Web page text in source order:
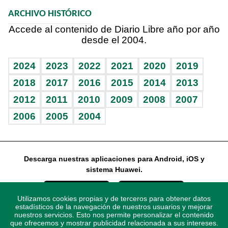
Vida y familia
Eñe
Celebrando la vida
Sin complejos
En pocas palabras
Escuchando al corazón
Economía Personal
Consulta Libre
BRV
TBT Deportivo
Más firmas
Hecho en casa
Guía del dinero
Cumpleaños
Horóscopos
ARCHIVO HISTÓRICO
Accede al contenido de Diario Libre año por año
desde el 2004.
2024 2023 2022 2021 2020
2019
2018
2017 2016 2015 2014
2013
2012
2011 2010 2009 2008
2007
2006
2005 2004
Descarga nuestras aplicaciones para Android, iOS y
sistema Huawei.
Utilizamos cookies propias y de terceros para obtener datos
estadísticos de la navegación de nuestros usuarios y mejorar
nuestros servicios. Esto nos permite personalizar el contenido
que ofrecemos y mostrar publicidad relacionada a sus intereses.